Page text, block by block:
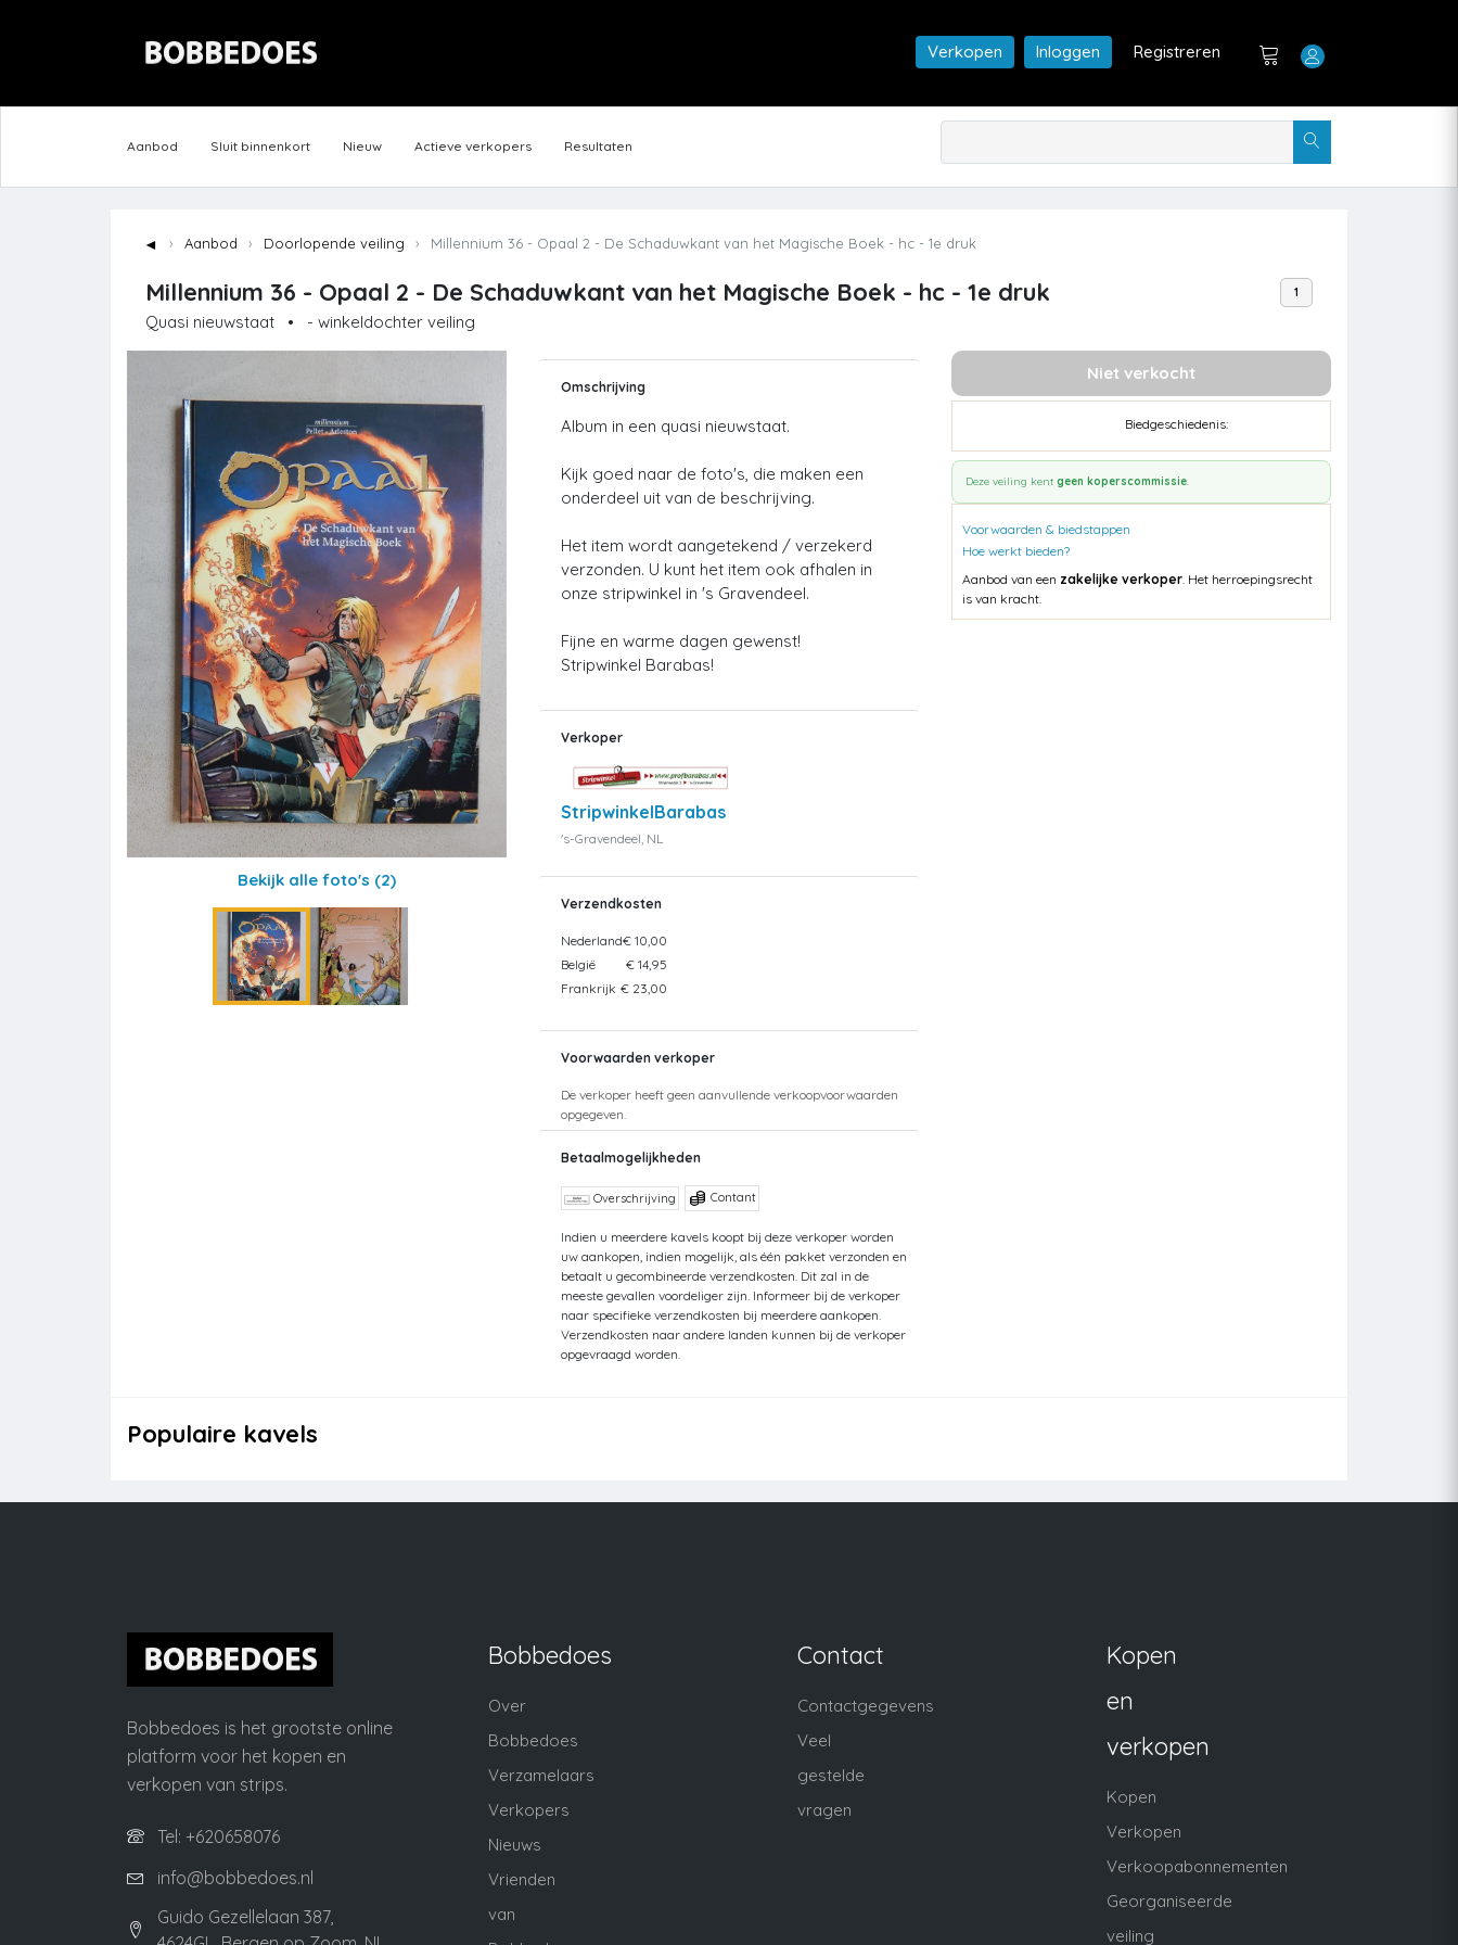
Verkopen Inloggen Registreren
Aanbod Sluit binnenkort Nieuw Actieve verkopers Resultaten
◄ Aanbod Doorlopende veiling Millennium 36 - Opaal 2 - De Schaduwkant van het Magische Boek - hc - 1e druk
Millennium 36 - Opaal 2 - De Schaduwkant van het Magische Boek - hc - 1e druk
Quasi nieuwstaat • - winkeldochter veiling
1
Bekijk alle foto's (2)
Omschrijving
Album in een quasi nieuwstaat.
Kijk goed naar de foto's, die maken een
onderdeel uit van de beschrijving.
Het item wordt aangetekend / verzekerd
verzonden. U kunt het item ook afhalen in
onze stripwinkel in 's Gravendeel.
Fijne en warme dagen gewenst!
Stripwinkel Barabas!
Verkoper
StripwinkelBarabas
's-Gravendeel, NL
Verzendkosten
Nederland€ 10,00
België
€ 14,95
Frankrijk € 23,00
Voorwaarden verkoper
De verkoper heeft geen aanvullende verkoopvoorwaarden
opgegeven.
Betaalmogelijkheden
Overschrijving Contant
Indien u meerdere kavels koopt bij deze verkoper worden
uw aankopen, indien mogelijk, als één pakket verzonden en
betaalt u gecombineerde verzendkosten. Dit zal in de
meeste gevallen voordeliger zijn. Informeer bij de verkoper
naar specifieke verzendkosten bij meerdere aankopen.
Verzendkosten naar andere landen kunnen bij de verkoper
opgevraagd worden.
Niet verkocht
Biedgeschiedenis:
Deze veiling kent geen koperscommissie.
Voorwaarden & biedstappen
Hoe werkt bieden?
Aanbod van een zakelijke verkoper. Het herroepingsrecht
is van kracht.
Populaire kavels
Bobbedoes is het grootste online
platform voor het kopen en
verkopen van strips.
Tel: +620658076
info@bobbedoes.nl
Guido Gezellelaan 387,
Bobbedoes
Over
Bobbedoes
Verzamelaars
Verkopers
Nieuws
Vrienden
van
Contact
Contactgegevens
Veel
gestelde
vragen
Kopen
en
verkopen
Kopen
Verkopen
Verkoopabonnementen
Georganiseerde
veiling